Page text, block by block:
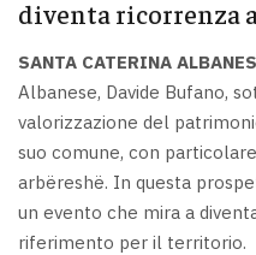
diventa ricorrenza
SANTA CATERINA
Albanese, Davide Bufano,
valorizzazione del
suo comune, con
arbëreshë. In questa
un evento che mira a
riferimento per il territorio.